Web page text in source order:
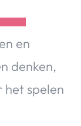
Huis & Tuin
en
denken,
spelen